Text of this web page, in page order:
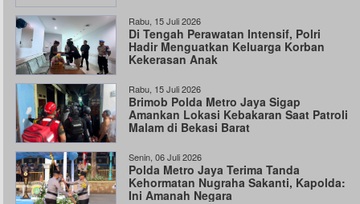
Rabu, 15 Juli 2026
Di Tengah Perawatan Intensif, Polri
Hadir Menguatkan Keluarga Korban
Kekerasan Anak
Rabu, 15 Juli 2026
Brimob Polda Metro Jaya Sigap
Amankan Lokasi Kebakaran Saat Patroli
Malam di Bekasi Barat
Senin, 06 Juli 2026
Polda Metro Jaya Terima Tanda
Kehormatan Nugraha Sakanti, Kapolda:
Ini Amanah Negara